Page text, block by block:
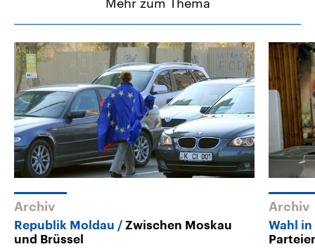
Archiv
Republik Moldau
Zwischen Moskau
und Brüssel
Archiv
Wahl